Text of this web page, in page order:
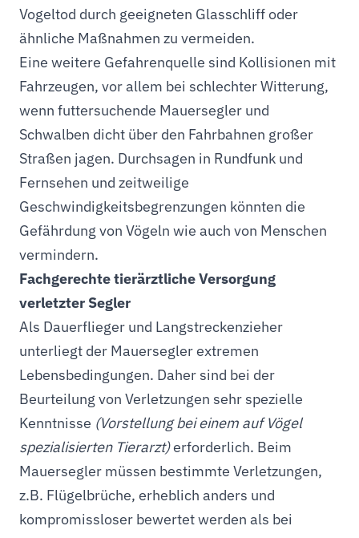
Vogeltod durch geeigneten Glasschliff oder
ähnliche Maßnahmen zu vermeiden.
Eine weitere Gefahrenquelle sind Kollisionen mit
Fahrzeugen, vor allem bei schlechter Witterung,
wenn futtersuchende Mauersegler und
Schwalben dicht über den Fahrbahnen großer
Straßen jagen. Durchsagen in Rundfunk und
Fernsehen und zeitweilige
Geschwindigkeitsbegrenzungen könnten die
Gefährdung von Vögeln wie auch von Menschen
vermindern.
Fachgerechte tierärztliche Versorgung
verletzter Segler
Als Dauerflieger und Langstreckenzieher
unterliegt der Mauersegler extremen
Lebensbedingungen. Daher sind bei der
Beurteilung von Verletzungen sehr spezielle
Kenntnisse (Vorstellung bei einem auf Vögel
spezialisierten Tierarzt)erforderlich. Beim
Mauersegler müssen bestimmte Verletzungen,
z.B. Flügelbrüche, erheblich anders und
kompromissloser bewertet werden als bei